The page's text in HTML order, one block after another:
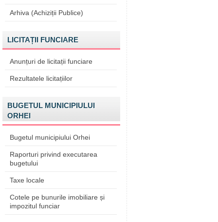
Arhiva (Achiziții Publice)
LICITAȚII FUNCIARE
Anunțuri de licitații funciare
Rezultatele licitațiilor
BUGETUL MUNICIPIULUI
ORHEI
Bugetul municipiului Orhei
Raporturi privind executarea
bugetului
Taxe locale
Cotele pe bunurile imobiliare și
impozitul funciar